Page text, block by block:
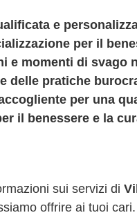
e
per il
e momenti di svago
delle pratiche
per una
il benessere e la
sui servizi di
offrire ai tuoi cari.